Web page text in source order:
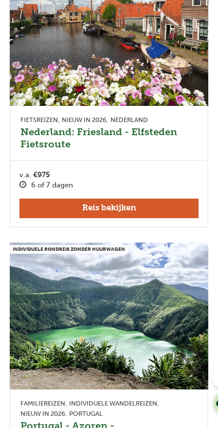
FIETSREIZEN NIEUW IN 2026 NEDERLAND
Nederland: Friesland - Elfsteden
Fietsroute
v.a. €975
6 of 7 dagen
Reis bekijken
INDIVIDUELE RONDREIS ZONDER HUURWAGEN
FAMILIEREIZEN
INDIVIDUELE WANDELREIZEN
NIEUW IN 2026
PORTUGAL
Portugal - Azoren -